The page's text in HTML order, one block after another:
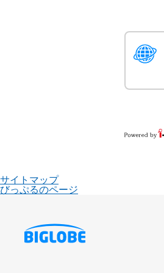
サイトマップ
びっぷるのページ